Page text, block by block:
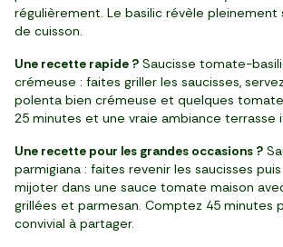
régulièrement. Le basilic révèle pleinement
de cuisson.
Une recette rapide ? Saucisse tomate-
crémeuse : faites griller les saucisses,
polenta bien crémeuse et quelques
25 minutes et une vraie ambiance terrasse
Une recette pour les grandes occasions ?
parmigiana : faites revenir les saucisses
mijoter dans une sauce tomate maison
grillées et parmesan. Comptez 45 minutes
convivial à partager.